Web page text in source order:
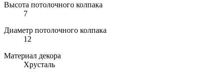
Высота потолочного колпака
7
Диаметр потолочного колпака
12
Материал декора
Хрусталь